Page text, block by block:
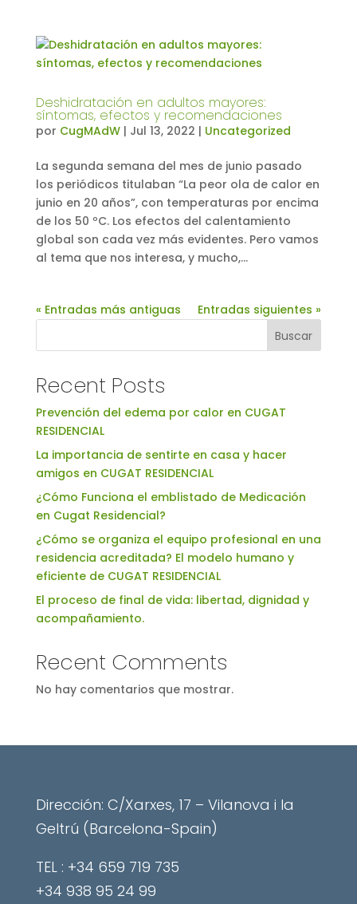
Deshidratación en adultos mayores:
síntomas, efectos y recomendaciones
por CugMAdW| Jul 13, 2022 | Uncategorized
La segunda semana del mes de junio pasado
los periódicos titulaban “La peor ola de calor en
junio en 20 años”, con temperaturas por encima
de los 50 ºC. Los efectos del calentamiento
global son cada vez más evidentes. Pero vamos
al tema que nos interesa, y mucho,...
« Entradas más antiguas
Entradas siguientes »
Buscar
Recent Posts
Prevención del edema por calor en CUGAT
RESIDENCIAL
La importancia de sentirte en casa y hacer
amigos en CUGAT RESIDENCIAL
¿Cómo Funciona el emblistado de Medicación
en Cugat Residencial?
¿Cómo se organiza el equipo profesional en una
residencia acreditada? El modelo humano y
eficiente de CUGAT RESIDENCIAL
El proceso de final de vida: libertad, dignidad y
acompañamiento.
Recent Comments
No hay comentarios que mostrar.
Dirección: C/Xarxes, 17 – Vilanova i la
Geltrú (Barcelona-Spain)
​TEL : +34 659 719 735
+34 938 95 24 99